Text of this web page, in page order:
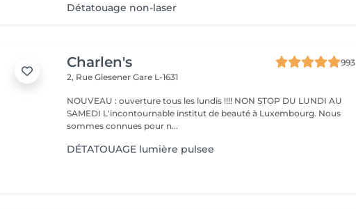
Détatouage non-laser
Charlen's
993
2, Rue GlesenerGare L-1631
NOUVEAU : ouverture tous les lundis !!!! NON STOP DU LUNDI AU
SAMEDI L'incontournable institut de beauté à Luxembourg. Nous
sommes connues pour n...
DÉTATOUAGE lumière pulsee